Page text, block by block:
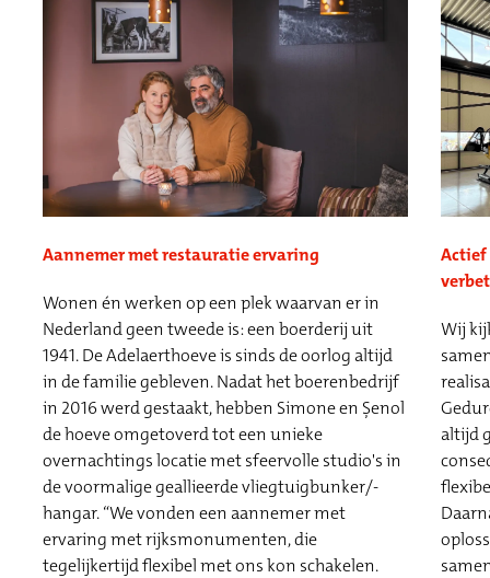
Aannemer met restauratie ervaring
Wonen én werken op een plek waarvan er in
Nederland geen tweede is: een boerderij uit
1941. De Adelaerthoeve is sinds de oorlog altijd
in de familie gebleven. Nadat het boerenbedrijf
in 2016 werd gestaakt, hebben Simone en Şenol
de hoeve omgetoverd tot een unieke
overnachtings locatie met sfeervolle studio's in
de voormalige geallieerde vliegtuigbunker/-
hangar. “We vonden een aannemer met
ervaring met rijksmonumenten, die
tegelijkertijd flexibel met ons kon schakelen.
Actief
Wij
altijd